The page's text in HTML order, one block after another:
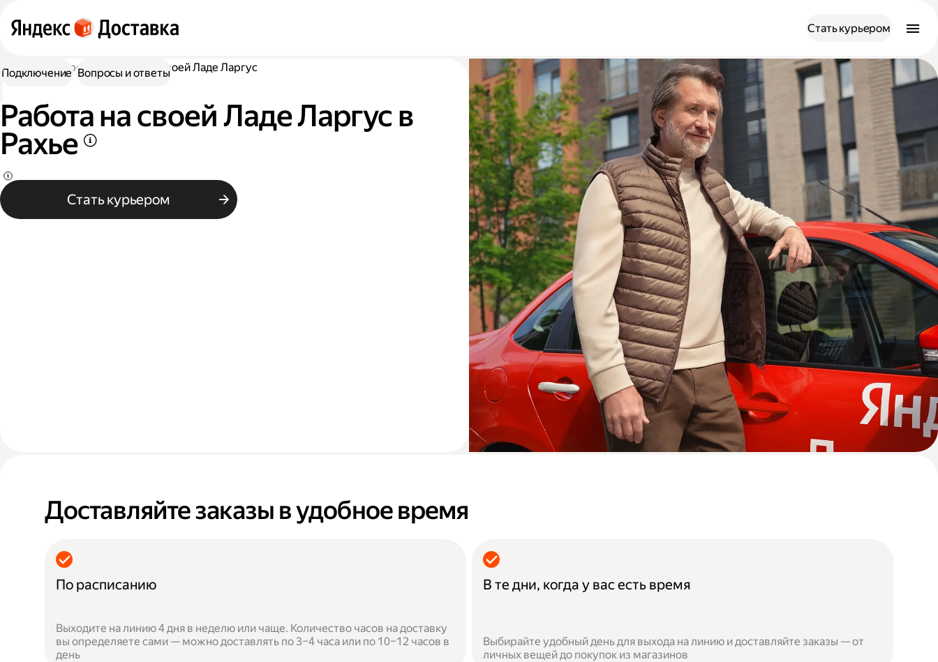
Стать курьером
Работа курьером Работа на своей Ладе Ларгус
Работа на своей Ладе Ларгус в
Рахье
Стать курьером
Подключение Вопросы и ответы
Доставляйте заказы в удобное время
По расписанию
Выходите на линию 4 дня в неделю или чаще. Количество часов на доставку
вы определяете сами — можно доставлять по 3–4 часа или по 10–12 часов в
день
В те дни, когда у вас есть время
Выбирайте удобный день для выхода на линию и доставляйте заказы — от
личных вещей до покупок из магазинов